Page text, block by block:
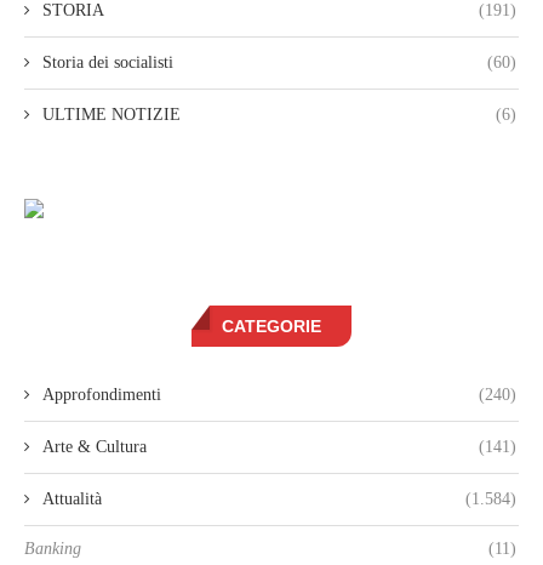
STORIA (191)
Storia dei socialisti (60)
ULTIME NOTIZIE (6)
CATEGORIE
Approfondimenti (240)
Arte & Cultura (141)
Attualità (1.584)
Banking (11)